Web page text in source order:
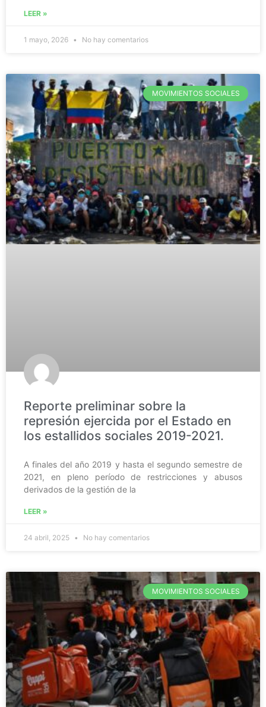
LEER »
1 mayo, 2026 No hay comentarios
MOVIMIENTOS SOCIALES
Reporte preliminar sobre la
represión ejercida por el Estado en
los estallidos sociales 2019-2021.
A finales del año 2019 y hasta el segundo semestre de
2021, en pleno período de restricciones y abusos
derivados de la gestión de la
LEER »
24 abril, 2025 No hay comentarios
MOVIMIENTOS SOCIALES